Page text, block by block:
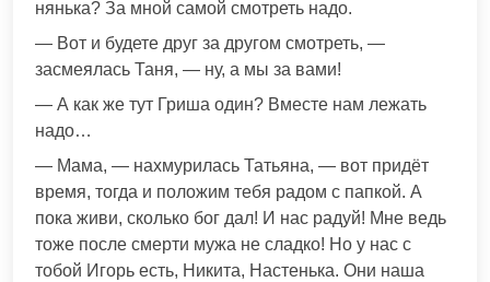
нянька? За мной самой смотреть надо.
— Вот и будете друг за другом смотреть, —
засмеялась Таня, — ну, а мы за вами!
— А как же тут Гриша один? Вместе нам лежать
надо…
— Мама, — нахмурилась Татьяна, — вот придёт
время, тогда и положим тебя радом с папкой. А
пока живи, сколько бог дал! И нас радуй! Мне ведь
тоже после смерти мужа не сладко! Но у нас с
тобой Игорь есть, Никита, Настенька. Они наша